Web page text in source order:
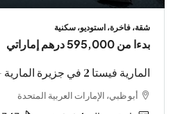
شقة، فاخرة، استوديو، سكنية
بدءا من595,000 درهم إماراتي
المارية فيستا 2 في جزيرة المارية – ريبورتاج العقارية
أبو ظبي، الإمارات العربية المتحدة